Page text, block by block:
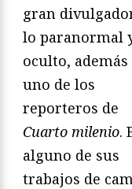
gran
lo paranormal
oculto, además
uno de los
reporteros de
Cuarto milenio.
alguno de sus
trabajos de